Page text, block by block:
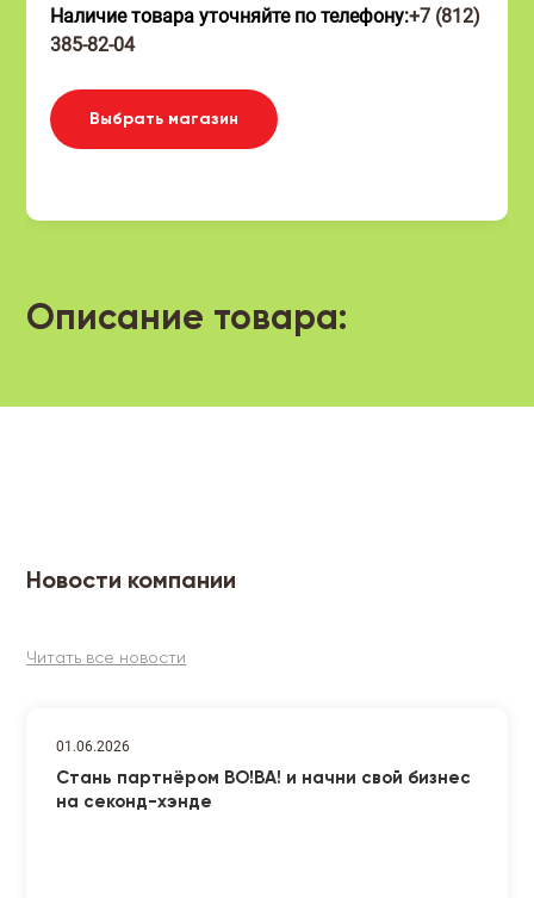
Наличие товара уточняйте по телефону:+7 (812)
385-82-04
Выбрать магазин
Описание товара:
Новости компании
Читать все новости
01.06.2026
Стань партнёром ВО!ВА! и начни свой бизнес
на секонд-хэнде